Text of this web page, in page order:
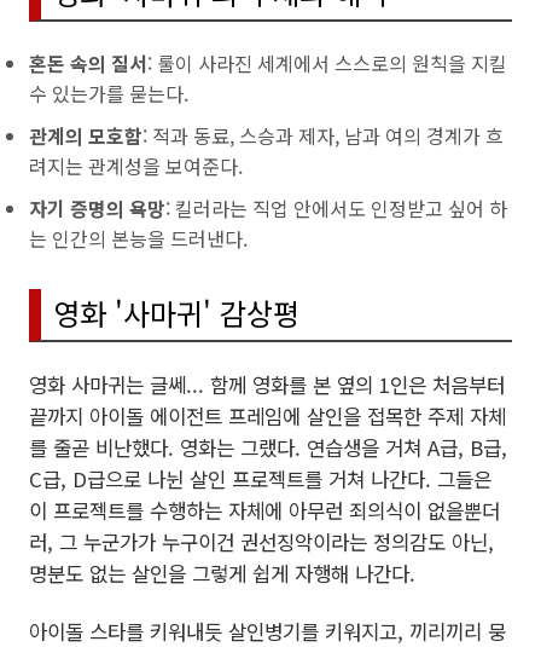
혼돈 속의 질서: 룰이 사라진 세계에서 스스로의 원칙을 지킬
수 있는가를 묻는다.
관계의 모호함: 적과 동료, 스승과 제자, 남과 여의 경계가 흐
려지는 관계성을 보여준다.
자기 증명의 욕망: 킬러라는 직업 안에서도 인정받고 싶어 하
는 인간의 본능을 드러낸다.
영화 '사마귀' 감상평
영화 사마귀는 글쎄... 함께 영화를 본 옆의 1인은 처음부터
끝까지 아이돌 에이전트 프레임에 살인을 접목한 주제 자체
를 줄곧 비난했다. 영화는 그랬다. 연습생을 거쳐 A급, B급,
C급, D급으로 나뉜 살인 프로젝트를 거쳐 나간다. 그들은
이 프로젝트를 수행하는 자체에 아무런 죄의식이 없을뿐더
러, 그 누군가가 누구이건 권선징악이라는 정의감도 아닌,
명분도 없는 살인을 그렇게 쉽게 자행해 나간다.
아이돌 스타를 키워내듯 살인병기를 키워지고, 끼리끼리 뭉